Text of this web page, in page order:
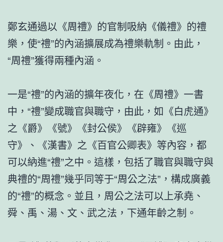
鄭玄通過以《周禮》的官制吸納《儀禮》的禮
樂，使“禮”的內涵擴展成為禮樂軌制。由此，
“周禮”獲得兩種內涵。
一是“禮”的內涵的擴年夜化，在《周禮》一書
中，“禮”變成職官與職守，由此，如《白虎通》
之《爵》《號》《封公侯》《辟雍》《巡
守》、《漢書》之《百官公卿表》等內容，都
可以納進“禮”之中。這樣，包括了職官與職守與
典禮的“周禮”幾乎同等于“周公之法”，構成廣義
的“禮”的概念。並且，周公之法可以上承堯、
舜、禹、湯、文、武之法，下通年齡之制。